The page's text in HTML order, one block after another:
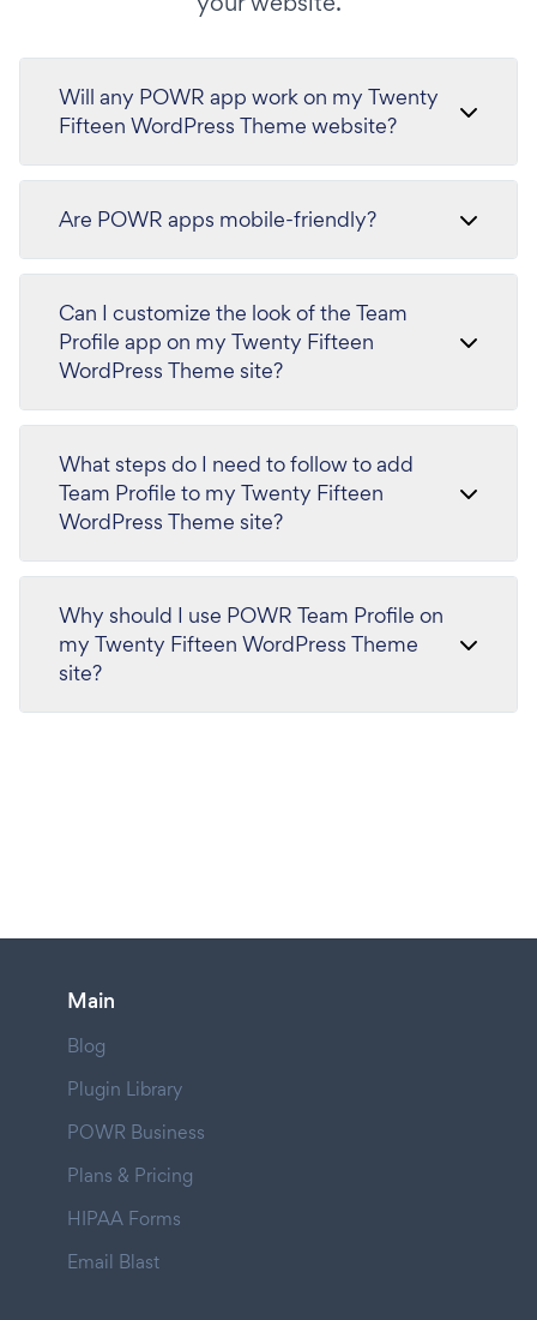
Will any POWR app work on my Twenty
Fifteen WordPress Theme website?
Are POWR apps mobile-friendly?
Can I customize the look of the Team
Profile app on my Twenty Fifteen
WordPress Theme site?
What steps do I need to follow to add
Team Profile to my Twenty Fifteen
WordPress Theme site?
Why should I use POWR Team Profile on
my Twenty Fifteen WordPress Theme
site?
Main
Blog
Plugin Library
POWR Business
Plans & Pricing
HIPAA Forms
Email Blast